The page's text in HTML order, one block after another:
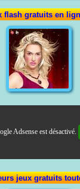
flash gratuits en
Adsense est désactivé.
jeux gratuits